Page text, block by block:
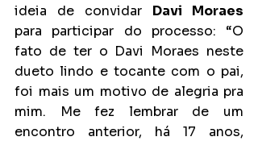
ideia de convidar Davi Moraes
para participar do processo: “O
fato de ter o Davi Moraes neste
dueto lindo e tocante com o pai,
foi mais um motivo de alegria pra
mim. Me fez lembrar de um
encontro anterior, há 17 anos,